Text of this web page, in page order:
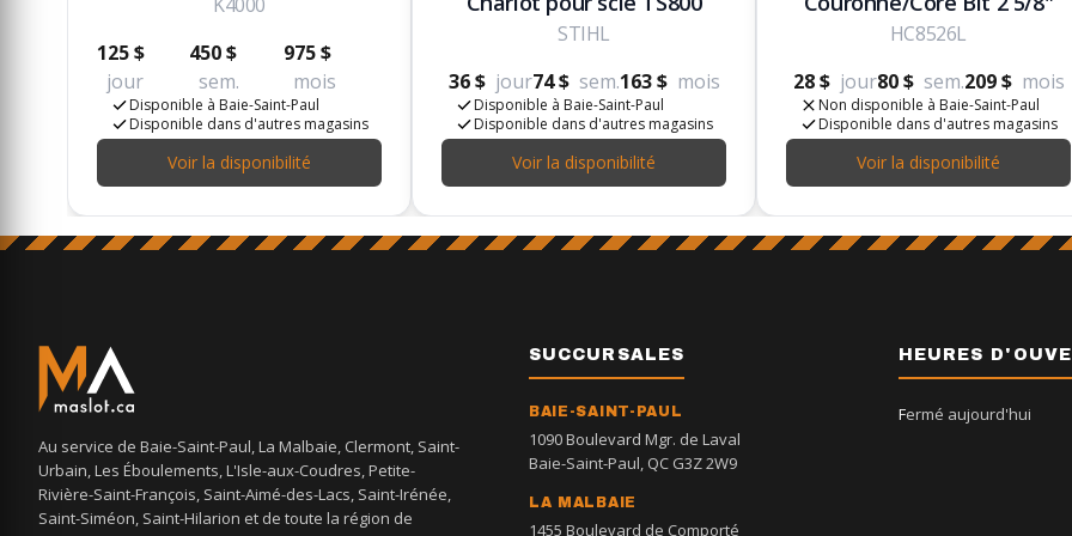
125 $
jour
450 $
sem.
975 $
mois
Disponible à Baie-Saint-Paul
Disponible dans d'autres magasins
Voir la disponibilité
STIHL
36 $ jour74 $ sem.163 $ mois
Disponible à Baie-Saint-Paul
Disponible dans d'autres magasins
Voir la disponibilité
HC8526L
28 $ jour80 $ sem.209 $ mois
Non disponible à Baie-Saint-Paul
Disponible dans d'autres magasins
Voir la disponibilité
Au service de Baie-Saint-Paul, La Malbaie, Clermont, Saint-
Urbain, Les Éboulements, L'Isle-aux-Coudres, Petite-
Rivière-Saint-François, Saint-Aimé-des-Lacs, Saint-Irénée,
Saint-Siméon, Saint-Hilarion et de toute la région de
SUCCURSALES
BAIE-SAINT-PAUL
1090 Boulevard Mgr. de Laval
Baie-Saint-Paul, QC G3Z 2W9
LA MALBAIE
1455 Boulevard de Comporté
HEURES
Fermé aujourd'hui